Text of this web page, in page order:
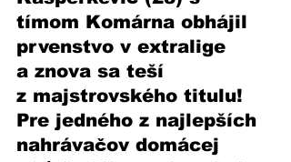
tímom Komárna obhájil
prvenstvo v extralige
a znova sa teší
z majstrovského titulu!
Pre jedného z najlepších
nahrávačov domácej